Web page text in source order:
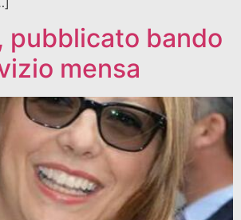
pubblicato bando
mensa